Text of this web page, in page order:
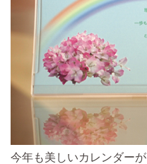
今年も美しいカレンダーが